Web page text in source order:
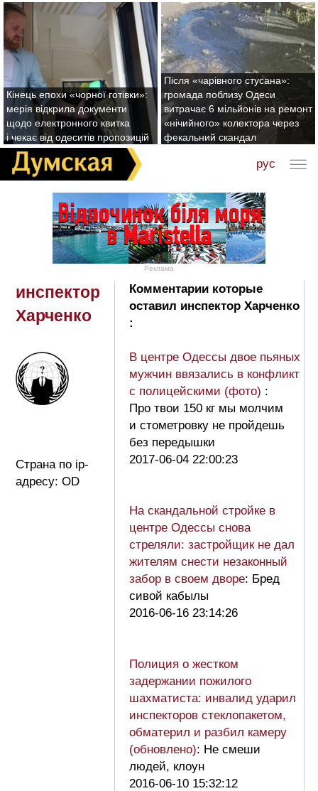
Кінець епохи «чорної готівки»:
мерія відкрила документи
щодо електронного квитка
і чекає від одеситів пропозицій
Після «чарівного стусана»:
громада поблизу Одеси
витрачає 6 мільйонів на ремонт
«нічийного» колектора через
фекальний скандал
рус
Реклама
инспектор
Харченко
Страна по ip-
адресу: OD
Комментарии которые
оставил инспектор Харченко
:
В центре Одессы двое пьяных
мужчин ввязались в конфликт
с полицейскими (фото) :
Про твои 150 кг мы молчим
и стометровку не пройдешь
без передышки
2017-06-04 22:00:23
На скандальной стройке в
центре Одессы снова
стреляли: застройщик не дал
жителям снести незаконный
забор в своем дворе: Бред
сивой кабылы
2016-06-16 23:14:26
Полиция о жестком
задержании пожилого
шахматиста: инвалид ударил
инспекторов стеклопакетом,
обматерил и разбил камеру
(обновлено): Не смеши
людей, клоун
2016-06-10 15:32:12